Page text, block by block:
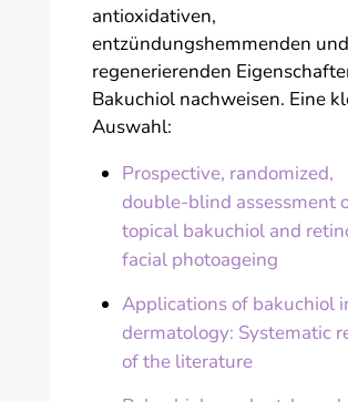
antioxidativen,
entzündungshemmenden und
regenerierenden
Bakuchiol nachweisen. Eine
Auswahl:
Prospective, randomized,
double-blind assessment
topical bakuchiol and
facial photoageing
Applications of bakuchiol
dermatology: Systematic
of the literature